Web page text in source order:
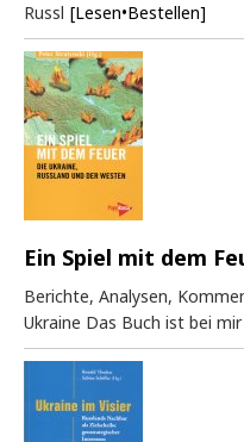
Russl [Lesen•Bestellen]
Ein Spiel mit dem
Berichte, Analysen,
Ukraine Das Buch ist bei